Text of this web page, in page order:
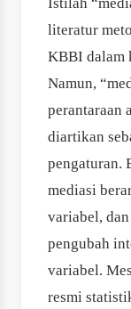
literatur
KBBI dalam
Namun,
perantaraan
diartikan
pengaturan.
mediasi
variabel,
pengubah
variabel.
resmi